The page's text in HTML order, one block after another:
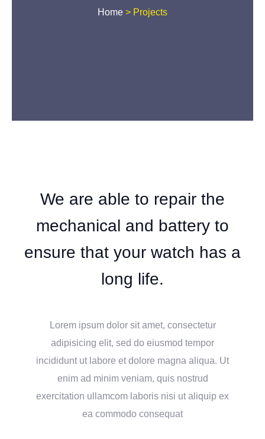
Home > Projects
We are able to repair the
mechanical and battery to
ensure that your watch has a
long life.
Lorem ipsum dolor sit amet, consectetur
adipisicing elit, sed do eiusmod tempor
incididunt ut labore et dolore magna aliqua. Ut
enim ad minim veniam, quis nostrud
exercitation ullamcom laboris nisi ut aliquip ex
ea commodo consequat